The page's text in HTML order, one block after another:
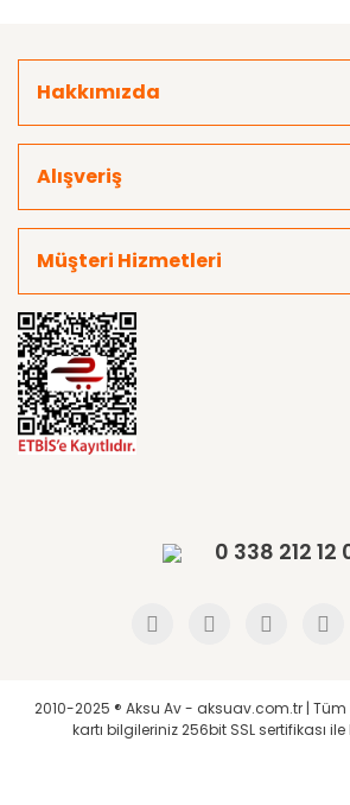
Hakkımızda
Alışveriş
Müşteri Hizmetleri
0 338 212 12
2010-2025 ® Aksu Av - aksuav.com.tr | Tüm
kartı bilgileriniz 256bit SSL sertifikası